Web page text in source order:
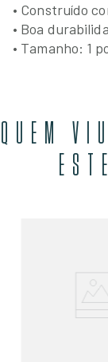
• Construído
• Boa
• Tamanho: 1
QUEM